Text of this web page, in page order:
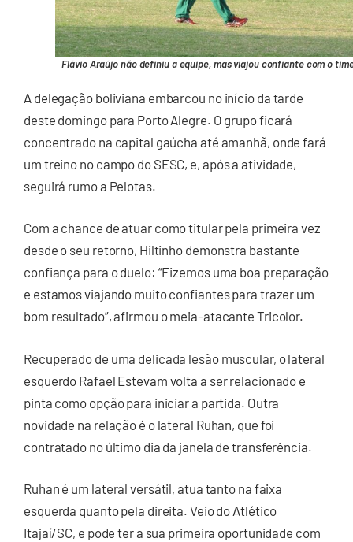
Flávio Araújo não definiu a equipe, mas viajou confiante com o
A delegação boliviana embarcou no início da tarde
deste domingo para Porto Alegre. O grupo ficará
concentrado na capital gaúcha até amanhã, onde fará
um treino no campo do SESC, e, após a atividade,
seguirá rumo a Pelotas.
Com a chance de atuar como titular pela primeira vez
desde o seu retorno, Hiltinho demonstra bastante
confiança para o duelo: “Fizemos uma boa preparação
e estamos viajando muito confiantes para trazer um
bom resultado”, afirmou o meia-atacante Tricolor.
Recuperado de uma delicada lesão muscular, o lateral
esquerdo Rafael Estevam volta a ser relacionado e
pinta como opção para iniciar a partida. Outra
novidade na relação é o lateral Ruhan, que foi
contratado no último dia da janela de transferência.
Ruhan é um lateral versátil, atua tanto na faixa
esquerda quanto pela direita. Veio do Atlético
Itajaí/SC, e pode ter a sua primeira oportunidade com